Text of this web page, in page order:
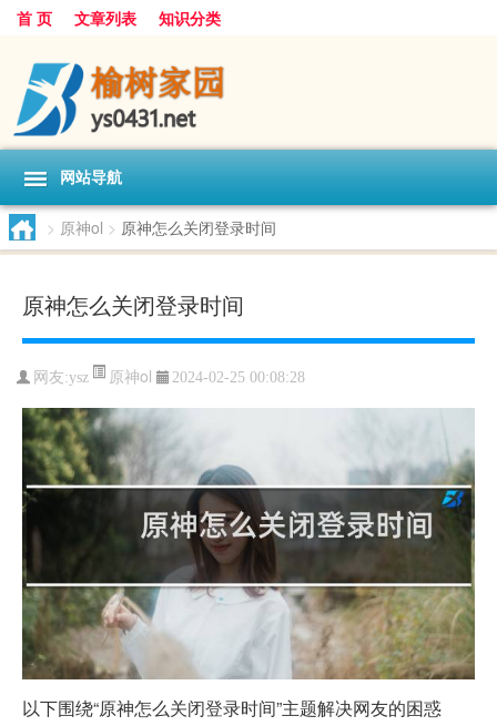
首 页 文章列表 知识分类
网站导航
> 原神ol > 原神怎么关闭登录时间
原神怎么关闭登录时间
网友:ysz 原神ol 2024-02-25 00:08:28
以下围绕“原神怎么关闭登录时间”主题解决网友的困惑